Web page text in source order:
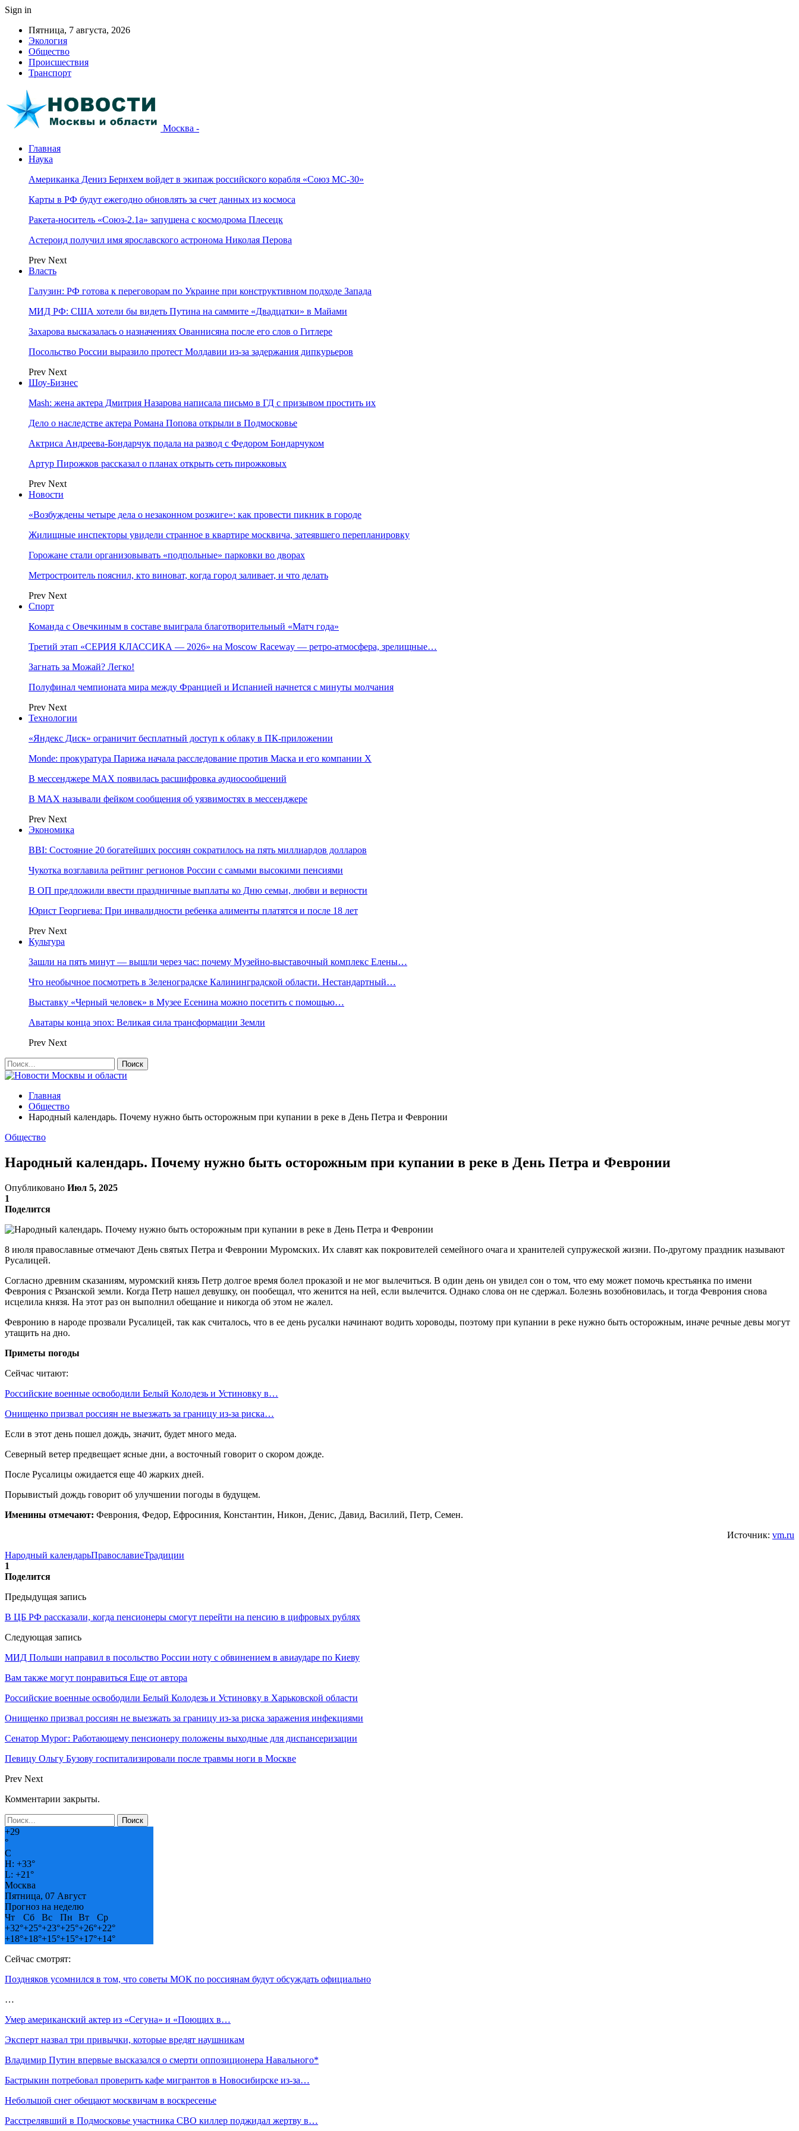
Sign in
Пятница, 7 августа, 2026
Экология
Общество
Происшествия
Транспорт
Москва -
Главная
Наука
Американка Дениз Бернхем войдет в экипаж российского корабля «Союз МС-30»
Карты в РФ будут ежегодно обновлять за счет данных из космоса
Ракета-носитель «Союз-2.1а» запущена с космодрома Плесецк
Астероид получил имя ярославского астронома Николая Перова
Prev Next
Власть
Галузин: РФ готова к переговорам по Украине при конструктивном подходе Запада
МИД РФ: США хотели бы видеть Путина на саммите «Двадцатки» в Майами
Захарова высказалась о назначениях Ованнисяна после его слов о Гитлере
Посольство России выразило протест Молдавии из-за задержания дипкурьеров
Prev Next
Шоу-Бизнес
Mash: жена актера Дмитрия Назарова написала письмо в ГД с призывом простить их
Дело о наследстве актера Романа Попова открыли в Подмосковье
Актриса Андреева-Бондарчук подала на развод с Федором Бондарчуком
Артур Пирожков рассказал о планах открыть сеть пирожковых
Prev Next
Новости
«Возбуждены четыре дела о незаконном розжиге»: как провести пикник в городе
Жилищные инспекторы увидели странное в квартире москвича, затеявшего перепланировку
Горожане стали организовывать «подпольные» парковки во дворах
Метростроитель пояснил, кто виноват, когда город заливает, и что делать
Prev Next
Спорт
Команда с Овечкиным в составе выиграла благотворительный «Матч года»
Третий этап «СЕРИЯ КЛАССИКА — 2026» на Moscow Raceway — ретро‑атмосфера, зрелищные…
Загнать за Можай? Легко!
Полуфинал чемпионата мира между Францией и Испанией начнется с минуты молчания
Prev Next
Технологии
«Яндекс Диск» ограничит бесплатный доступ к облаку в ПК-приложении
Monde: прокуратура Парижа начала расследование против Маска и его компании X
В мессенджере MAX появилась расшифровка аудиосообщений
В МAX называли фейком сообщения об уязвимостях в мессенджере
Prev Next
Экономика
BBI: Состояние 20 богатейших россиян сократилось на пять миллиардов долларов
Чукотка возглавила рейтинг регионов России с самыми высокими пенсиями
В ОП предложили ввести праздничные выплаты ко Дню семьи, любви и верности
Юрист Георгиева: При инвалидности ребенка алименты платятся и после 18 лет
Prev Next
Культура
Зашли на пять минут — вышли через час: почему Музейно-выставочный комплекс Елены…
Что необычное посмотреть в Зеленоградске Калининградской области. Нестандартный…
Выставку «Черный человек» в Музее Есенина можно посетить с помощью…
Аватары конца эпох: Великая сила трансформации Земли
Prev Next
Главная
Общество
Народный календарь. Почему нужно быть осторожным при купании в реке в День Петра и Февронии
Общество
Народный календарь. Почему нужно быть осторожным при купании в реке в День Петра и Февронии
Опубликовано Июл 5, 2025
1
Поделится
8 июля православные отмечают День святых Петра и Февронии Муромских. Их славят как покровителей семейного очага и хранителей супружеской жизни. По-другому праздник называют
Русалицей.
Согласно древним сказаниям, муромский князь Петр долгое время болел проказой и не мог вылечиться. В один день он увидел сон о том, что ему может помочь крестьянка по имени
Феврония с Рязанской земли. Когда Петр нашел девушку, он пообещал, что женится на ней, если вылечится. Однако слова он не сдержал. Болезнь возобновилась, и тогда Феврония снова
исцелила князя. На этот раз он выполнил обещание и никогда об этом не жалел.
Февронию в народе прозвали Русалицей, так как считалось, что в ее день русалки начинают водить хороводы, поэтому при купании в реке нужно быть осторожным, иначе речные девы могут
утащить на дно.
Приметы погоды
Сейчас читают:
Российские военные освободили Белый Колодезь и Устиновку в…
Онищенко призвал россиян не выезжать за границу из-за риска…
Если в этот день пошел дождь, значит, будет много меда.
Северный ветер предвещает ясные дни, а восточный говорит о скором дожде.
После Русалицы ожидается еще 40 жарких дней.
Порывистый дождь говорит об улучшении погоды в будущем.
Именины отмечают: Феврония, Федор, Ефросиния, Константин, Никон, Денис, Давид, Василий, Петр, Семен.
Источник: vm.ru
Народный календарьПравославиеТрадиции
1
Поделится
Предыдущая запись
В ЦБ РФ рассказали, когда пенсионеры смогут перейти на пенсию в цифровых рублях
Следующая запись
МИД Польши направил в посольство России ноту с обвинением в авиаударе по Киеву
Вам также могут понравиться Еще от автора
Российские военные освободили Белый Колодезь и Устиновку в Харьковской области
Онищенко призвал россиян не выезжать за границу из-за риска заражения инфекциями
Сенатор Мурог: Работающему пенсионеру положены выходные для диспансеризации
Певицу Ольгу Бузову госпитализировали после травмы ноги в Москве
Prev Next
Комментарии закрыты.
+29
°
C
H: +33°
L: +21°
Москва
Пятница, 07 Август
Прогноз на неделю
Чт
Сб Вс Пн Вт
Ср
+32°+25°+23°+25°+26°+22°
+18°+18°+15°+15°+17°+14°
Сейчас смотрят:
Поздняков усомнился в том, что советы МОК по россиянам будут обсуждать официально
…
Умер американский актер из «Сегуна» и «Поющих в…
Эксперт назвал три привычки, которые вредят наушникам
Владимир Путин впервые высказался о смерти оппозиционера Навального*
Бастрыкин потребовал проверить кафе мигрантов в Новосибирске из-за…
Небольшой снег обещают москвичам в воскресенье
Расстрелявший в Подмосковье участника СВО киллер поджидал жертву в…